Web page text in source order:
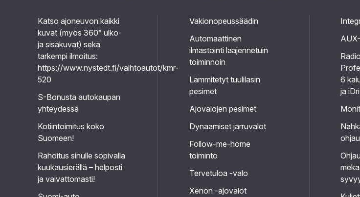
Katso ajoneuvon kaikki
kuvat (myös 360° ulko-
ja sisäkuvat) sekä
tarkempi ilmoitus:
https://www.nystedt.fi/vaihtoautot/kmr-
520
S-Bonusta autokaupan
yhteydessä
Kotiintoimitus koko
Suomeen!
Rahoitus sinulle sopivalla
kuukausierällä – helposti
ja vaivattomasti!
Vakionopeussäädin
Automaattinen
ilmastointi laajennetuin
toiminnoin
Lämmitetyt tuulilasin
pesimet
Ajovalojen pesimet
Dynaamiset jarruvalot
Follow-me-home
toiminto
Tervetuloa -valo
Xenon -ajovalot
6
ja